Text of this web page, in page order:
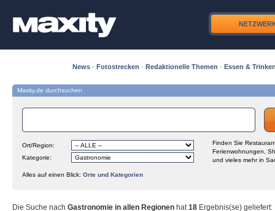
News · Fotostrecken · Redaktionelle Themen · Essen &
Maxity.de durchsuchen
Ort/Region:
Kategorie:
Finden Sie
Ferienwohnungen,
und vieles mehr in
Alles auf einen Blick: Orte und Kategorien
Die Suche nach Gastronomie in allen Regionen hat18 Ergebnis(se) geliefert: